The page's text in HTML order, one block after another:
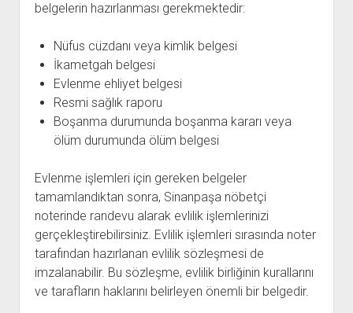
belgelerin hazırlanması gerekmektedir:
Nüfus cüzdanı veya kimlik belgesi
İkametgah belgesi
Evlenme ehliyet belgesi
Resmi sağlık raporu
Boşanma durumunda boşanma kararı veya
ölüm durumunda ölüm belgesi
Evlenme işlemleri için gereken belgeler
tamamlandıktan sonra, Sinanpaşa nöbetçi
noterinde randevu alarak evlilik işlemlerinizi
gerçekleştirebilirsiniz. Evlilik işlemleri sırasında noter
tarafından hazırlanan evlilik sözleşmesi de
imzalanabilir. Bu sözleşme, evlilik birliğinin kurallarını
ve tarafların haklarını belirleyen önemli bir belgedir.